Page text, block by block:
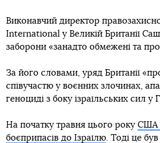
Виконавчий директор
International у Великій Британії
заборони «занадто обмежені та
За його словами, уряд Британії
співучастю у воєнних злочинах,
геноциді з боку ізраїльських сил у
На початку травня цього року США
боєприпасів до Ізраїлю. Тоді це